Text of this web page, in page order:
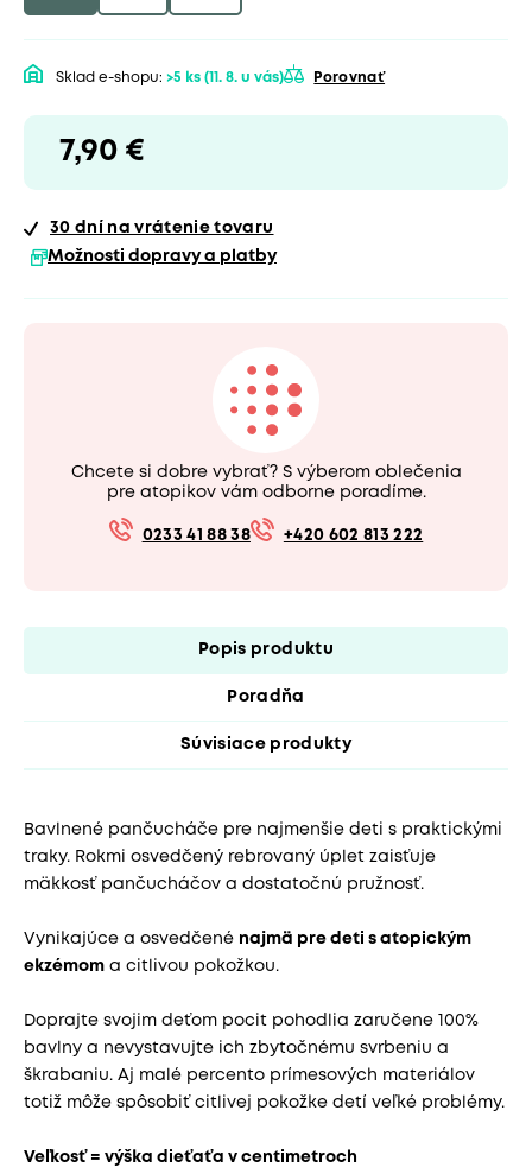
Sklad e-shopu: >5 ks (11. 8. u vás) Porovnať
7,90 €
30 dní na vrátenie tovaru
Možnosti dopravy a platby
Chcete si dobre vybrať? S výberom oblečenia
pre atopikov vám odborne poradíme.
0233 41 88 38 +420 602 813 222
Popis produktu
Poradňa
Súvisiace produkty
Bavlnené pančucháče pre najmenšie deti s praktickými
traky. Rokmi osvedčený rebrovaný úplet zaisťuje
mäkkosť pančucháčov a dostatočnú pružnosť.
Vynikajúce a osvedčené najmä pre deti s atopickým
ekzémom a citlivou pokožkou.
Doprajte svojim deťom pocit pohodlia zaručene 100%
bavlny a nevystavujte ich zbytočnému svrbeniu a
škrabaniu. Aj malé percento prímesových materiálov
totiž môže spôsobiť citlivej pokožke detí veľké problémy.
Veľkosť = výška dieťaťa v centimetroch